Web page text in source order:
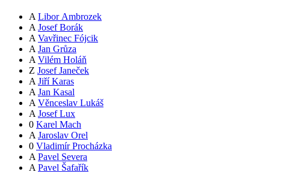
A Libor Ambrozek
A Josef Borák
A Vavřinec Fójcik
A Jan Grůza
A Vilém Holáň
Z Josef Janeček
A Jiří Karas
A Jan Kasal
A Věnceslav Lukáš
A Josef Lux
0 Karel Mach
A Jaroslav Orel
0 Vladimír Procházka
A Pavel Severa
A Pavel Šafařík